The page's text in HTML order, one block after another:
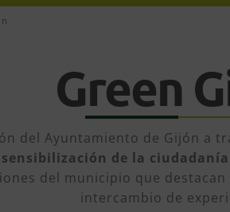
Green
del Ayuntamiento de Gijón a
sensibilización de la
del municipio que
intercambio de